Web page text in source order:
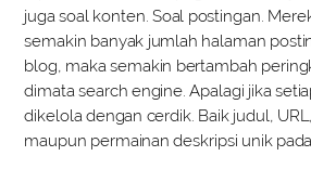
juga soal konten. Soal postingan.
semakin banyak jumlah halaman
blog, maka semakin bertambah
dimata search engine. Apalagi jika
dikelola dengan cerdik. Baik judul,
maupun permainan deskripsi unik